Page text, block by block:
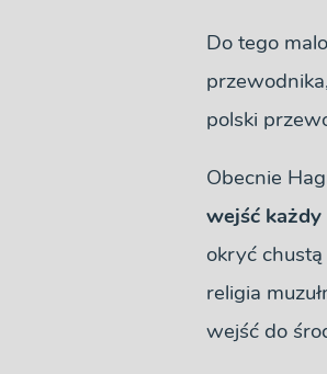
Do tego
polski
Obecnie
wejść każdy
okryć
religia
wejść do